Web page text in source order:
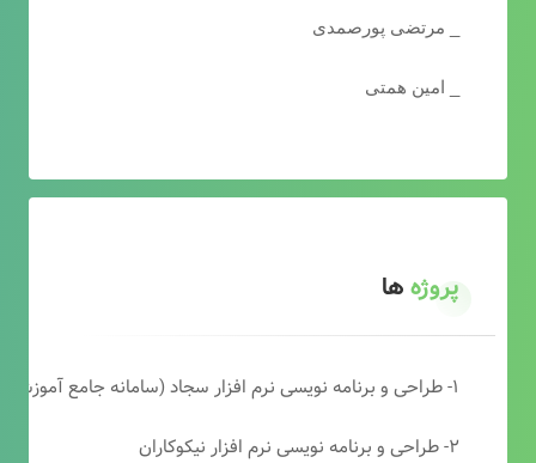
_ مرتضی پورصمدی
_ امین همتی
پروژهها
۱- طراحی و برنامه نویسی نرم افزار سجاد (سامانه جامع آموزشی دارالقرآن)
۲- طراحی و برنامه نویسی نرم افزار نیکوکاران